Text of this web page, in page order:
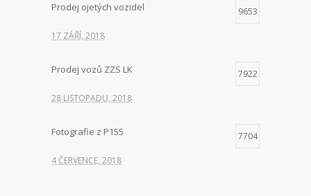
Prodej ojetých vozidel 9653
17 ZÁŘÍ, 2018
Prodej vozů ZZS LK 7922
28 LISTOPADU, 2018
Fotografie z P155 7704
4 ČERVENCE, 2018